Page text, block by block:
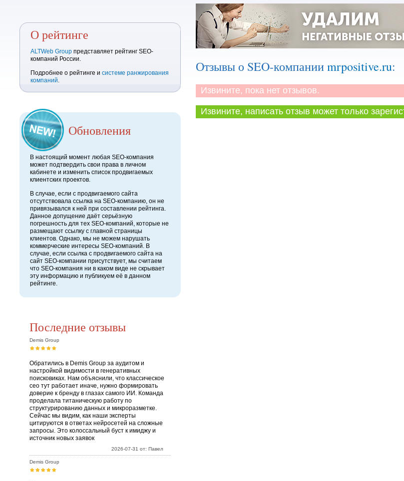
О рейтинге
ALTWeb Group представляет рейтинг SEO-
компаний России.
Подробнее о рейтинге и системе ранжирования
компаний.
Обновления
В настоящий момент любая SEO-компания
может подтвердить свои права в личном
кабинете и изменить список продвигаемых
клиентских проектов.
В случае, если с продвигаемого сайта
отсутствовала ссылка на SEO-компанию, он не
привязывался к ней при составлении рейтинга.
Данное допущение даёт серьёзную
погрешность для тех SEO-компаний, которые не
размещают ссылку с главной страницы
клиентов. Однако, мы не можем нарушать
коммерческие интересы SEO-компаний. В
случае, если ссылка с продвигаемого сайта на
сайт SEO-компании присутствует, мы считаем
что SEO-компания ни в каком виде не скрывает
эту информацию и публикуем её в данном
рейтинге.
Последние отзывы
Demis Group
Обратились в Demis Group за аудитом и
настройкой видимости в генеративных
поисковиках. Нам объяснили, что классическое
сео тут работает иначе, нужно формировать
доверие к бренду в глазах самого ИИ. Команда
проделала титаническую работу по
структурированию данных и микроразметке.
Сейчас мы видим, как наши эксперты
цитируются в ответах нейросетей на сложные
запросы. Это колоссальный буст к имиджу и
источник новых заявок
2026-07-31 от: Павел
Demis Group
Отзывы о SEO-компанииmrpositive.ru:
Извините, пока нет отзывов.
Извините, написать отзыв может только